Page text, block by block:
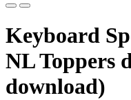
Keyboard
NL Toppers
download)